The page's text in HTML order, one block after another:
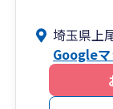
埼玉県上
Google